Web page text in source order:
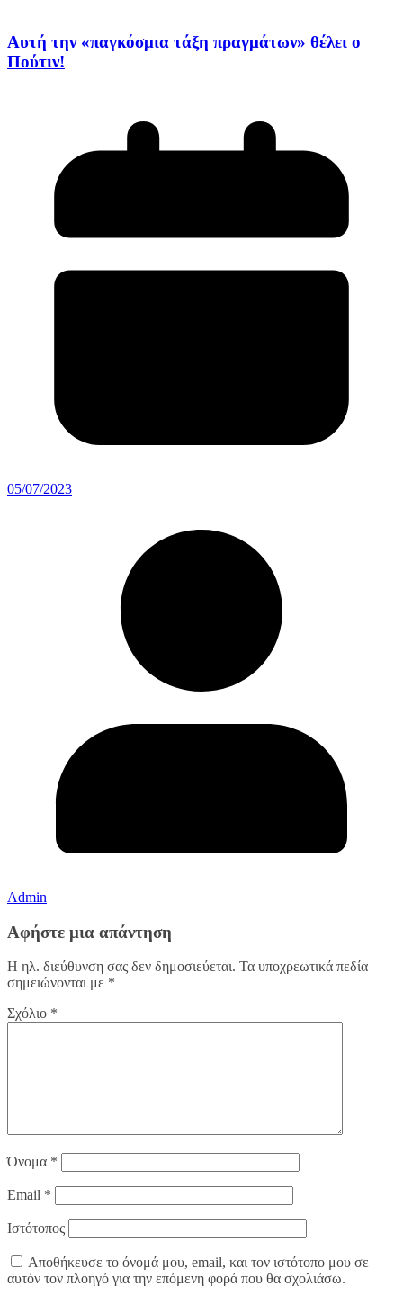
Αυτή την «παγκόσμια τάξη πραγμάτων» θέλει ο
Πούτιν!
05/07/2023
Admin
Αφήστε μια απάντηση
Η ηλ. διεύθυνση σας δεν δημοσιεύεται. Τα υποχρεωτικά πεδία
σημειώνονται με *
Σχόλιο *
Όνομα *
Email *
Ιστότοπος
Αποθήκευσε το όνομά μου, email, και τον ιστότοπο μου σε
αυτόν τον πλοηγό για την επόμενη φορά που θα σχολιάσω.